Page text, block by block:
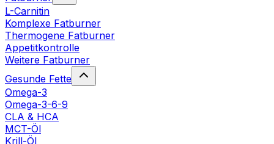
L-Carnitin
Komplexe Fatburner
Thermogene Fatburner
Appetitkontrolle
Weitere Fatburner
Gesunde Fette
Omega-3
Omega-3-6-9
CLA & HCA
MCT-Öl
Krill-Öl